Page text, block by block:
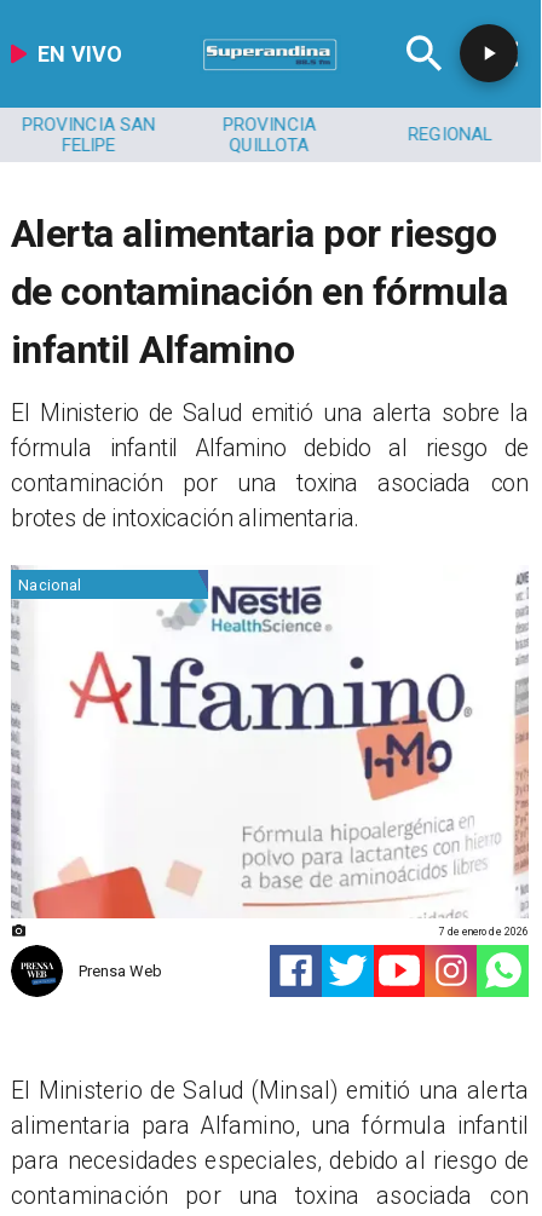
EN VIVO
PROVINCIA SAN
FELIPE
PROVINCIA
QUILLOTA
REGIONAL
Alerta alimentaria por riesgo
de contaminación en fórmula
infantil Alfamino
El Ministerio de Salud emitió una alerta sobre la
fórmula infantil Alfamino debido al riesgo de
contaminación por una toxina asociada con
brotes de intoxicación alimentaria.
Nacional
Prensa Web
7 de enero de 2026
El Ministerio de Salud (Minsal) emitió una alerta
alimentaria para Alfamino, una fórmula infantil
para necesidades especiales, debido al riesgo de
contaminación por una toxina asociada con